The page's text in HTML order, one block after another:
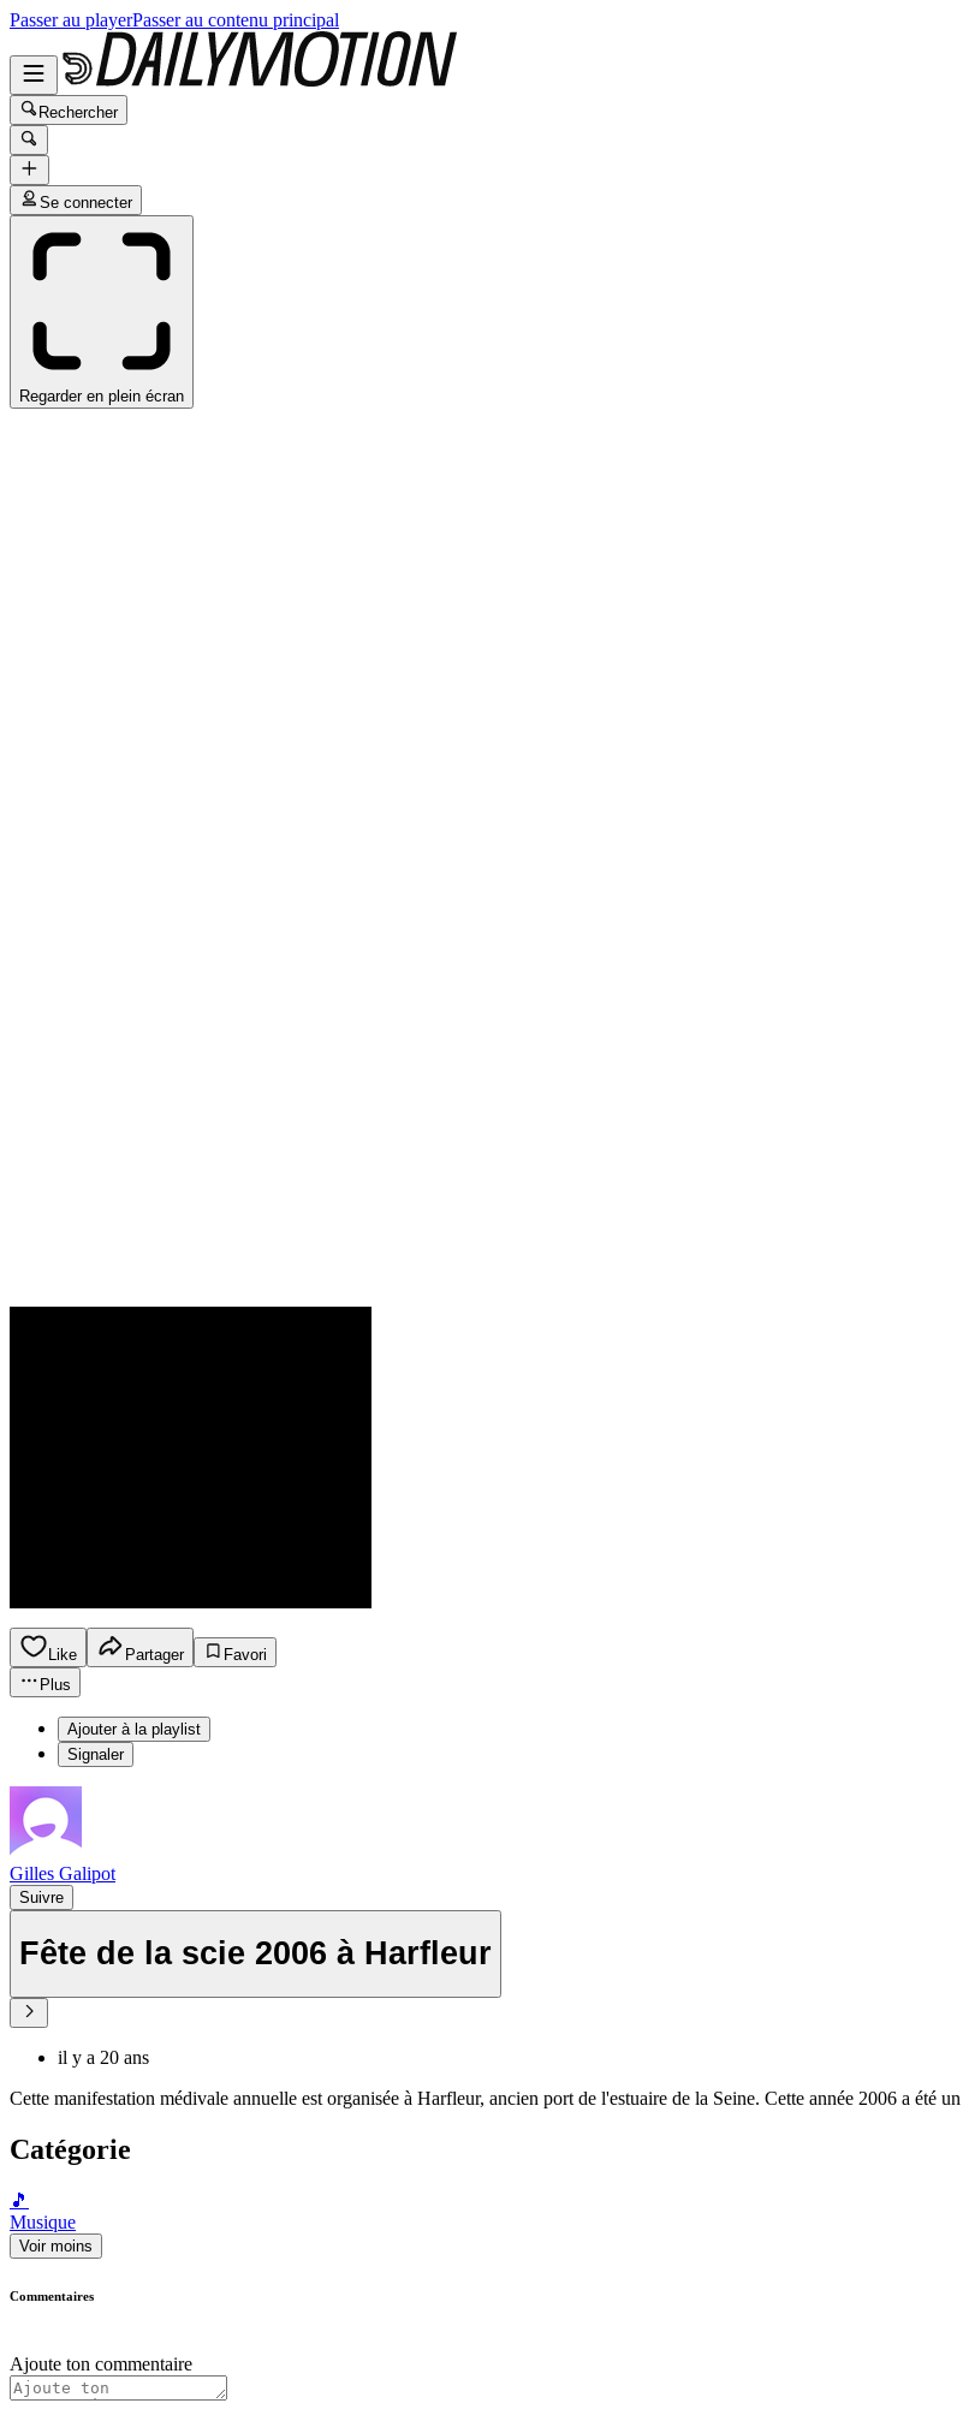
Passer au playerPasser au contenu principal
Rechercher
Se connecter
Regarder en plein écran
Like Partager
Favori
Plus
Ajouter à la playlist
Signaler
Gilles Galipot
Suivre
Fête de la scie 2006 à Harfleur
il y a 20 ans
Cette manifestation médivale annuelle est organisée à Harfleur, ancien port de l'estuaire de la Seine. Cette année 2006 a été
Catégorie
🎵
Musique
Voir moins
Commentaires
Ajoute ton commentaire